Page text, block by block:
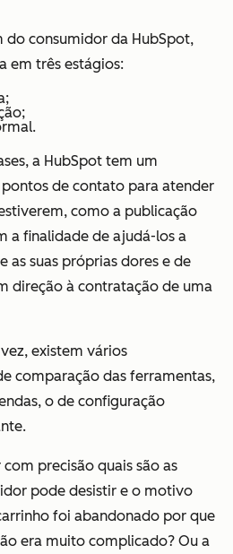
do consumidor da HubSpot,
em três estágios:
a HubSpot tem um
de contato para atender
como a publicação
a finalidade de ajudá-los a
as suas próprias dores e de
direção à contratação de uma
existem vários
comparação das ferramentas,
o de configuração
precisão quais são as
pode desistir e o motivo
foi abandonado por que
era muito complicado? Ou a